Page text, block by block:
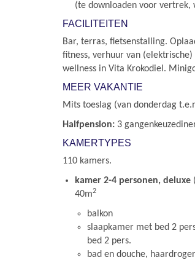
(te downloaden voor vertrek,
FACILITEITEN
Bar, terras, fietsenstalling.
fitness, verhuur van
wellness in Vita Krokodiel.
MEER VAKANTIE
Mits toeslag (van donderdag
Halfpension: 3
KAMERTYPES
110 kamers.
kamer 2-4 personen, deluxe
40m2
balkon
slaapkamer met bed 2
bed 2 pers.
bad en douche,